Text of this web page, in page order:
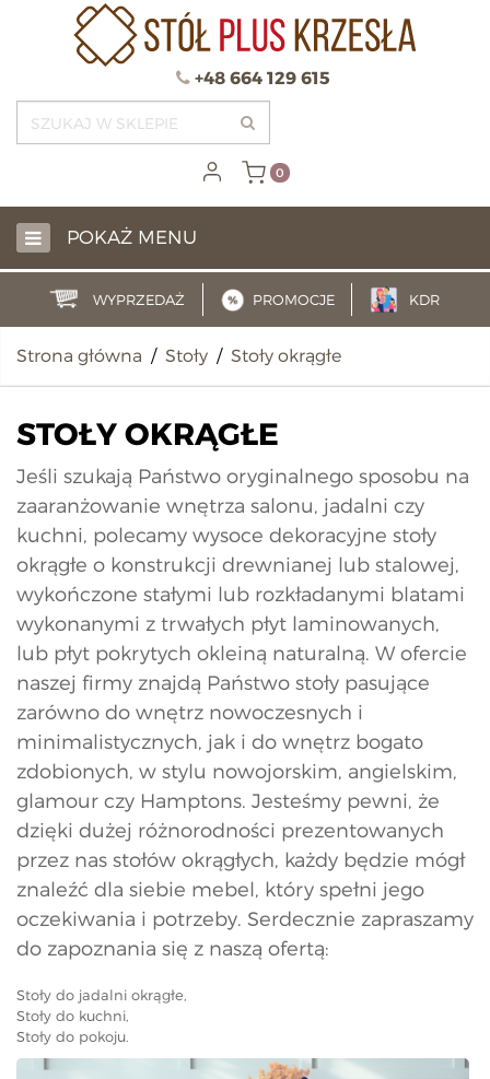
0
+48 664 129 615
POKAŻ MENU
WYPRZEDAŻ PROMOCJE KDR
Strona główna / Stoły / Stoły okrągłe
STOŁY OKRĄGŁE
Jeśli szukają Państwo oryginalnego sposobu na
zaaranżowanie wnętrza salonu, jadalni czy
kuchni, polecamy wysoce dekoracyjne stoły
okrągłe o konstrukcji drewnianej lub stalowej,
wykończone stałymi lub rozkładanymi blatami
wykonanymi z trwałych płyt laminowanych,
lub płyt pokrytych okleiną naturalną. W ofercie
naszej firmy znajdą Państwo stoły pasujące
zarówno do wnętrz nowoczesnych i
minimalistycznych, jak i do wnętrz bogato
zdobionych, w stylu nowojorskim, angielskim,
glamour czy Hamptons. Jesteśmy pewni, że
dzięki dużej różnorodności prezentowanych
przez nas stołów okrągłych, każdy będzie mógł
znaleźć dla siebie mebel, który spełni jego
oczekiwania i potrzeby. Serdecznie zapraszamy
do zapoznania się z naszą ofertą:
Stoły do jadalni okrągłe,
Stoły do kuchni,
Stoły do pokoju.